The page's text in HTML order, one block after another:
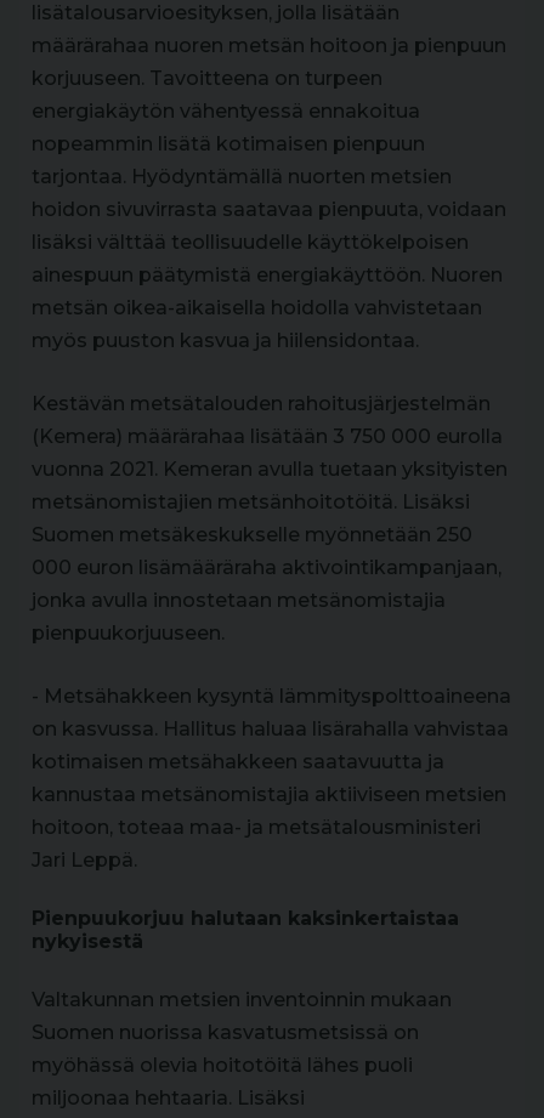
lisätalousarvioesityksen, jolla lisätään
määrärahaa nuoren metsän hoitoon ja pienpuun
korjuuseen. Tavoitteena on turpeen
energiakäytön vähentyessä ennakoitua
nopeammin lisätä kotimaisen pienpuun
tarjontaa. Hyödyntämällä nuorten metsien
hoidon sivuvirrasta saatavaa pienpuuta, voidaan
lisäksi välttää teollisuudelle käyttökelpoisen
ainespuun päätymistä energiakäyttöön. Nuoren
metsän oikea-aikaisella hoidolla vahvistetaan
myös puuston kasvua ja hiilensidontaa.
Kestävän metsätalouden rahoitusjärjestelmän
(Kemera) määrärahaa lisätään 3 750 000 eurolla
vuonna 2021. Kemeran avulla tuetaan yksityisten
metsänomistajien metsänhoitotöitä. Lisäksi
Suomen metsäkeskukselle myönnetään 250
000 euron lisämääräraha aktivointikampanjaan,
jonka avulla innostetaan metsänomistajia
pienpuukorjuuseen.
- Metsähakkeen kysyntä lämmityspolttoaineena
on kasvussa. Hallitus haluaa lisärahalla vahvistaa
kotimaisen metsähakkeen saatavuutta ja
kannustaa metsänomistajia aktiiviseen metsien
hoitoon, toteaa maa- ja metsätalousministeri
Jari Leppä.
Pienpuukorjuu halutaan kaksinkertaistaa
nykyisestä
Valtakunnan metsien inventoinnin mukaan
Suomen nuorissa kasvatusmetsissä on
myöhässä olevia hoitotöitä lähes puoli
miljoonaa hehtaaria. Lisäksi